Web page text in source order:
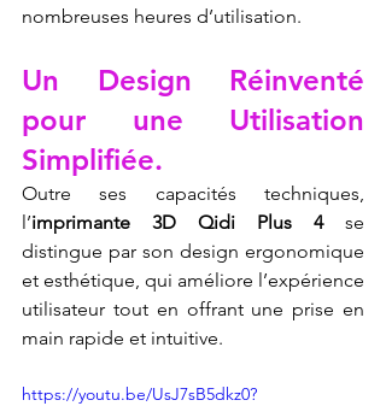
nombreuses heures d’utilisation.
Un Design Réinventé
pour une Utilisation
Simplifiée.
Outre ses capacités techniques,
l’imprimante 3D Qidi Plus 4 se
distingue par son design ergonomique
et esthétique, qui améliore l’expérience
utilisateur tout en offrant une prise en
main rapide et intuitive.
https://youtu.be/UsJ7sB5dkz0?